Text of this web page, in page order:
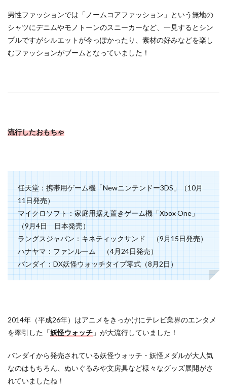
男性ファッションでは「ノームコアファッション」という無地の
シャツにデニムやモノトーンのスニーカーなど、一見するとシン
プルですがシルエットが今っぽかったり、素材の好みなどを楽し
むファッションがブームとなっていました！
流行したおもちゃ
任天堂：携帯用ゲーム機「Newニンテンドー3DS」（10月
11日発売）
マイクロソフト：家庭用据え置きゲーム機「Xbox One」
（9月4日 日本発売）
ラングスジャパン：キネティックサンド （9月15日発売）
ハナヤマ：ファンルーム （4月24日発売）
バンダイ：DX妖怪ウォッチタイプ零式（8月2日）
2014年（平成26年）はアニメをきっかけにテレビ業界のエンタメ
を牽引した「妖怪ウォッチ 」が大流行していました！
バンダイから発売されている妖怪ウォッチ・妖怪メダルが大人気
なのはもちろん、ぬいぐるみや文房具など様々なグッズ展開がさ
れていましたね！